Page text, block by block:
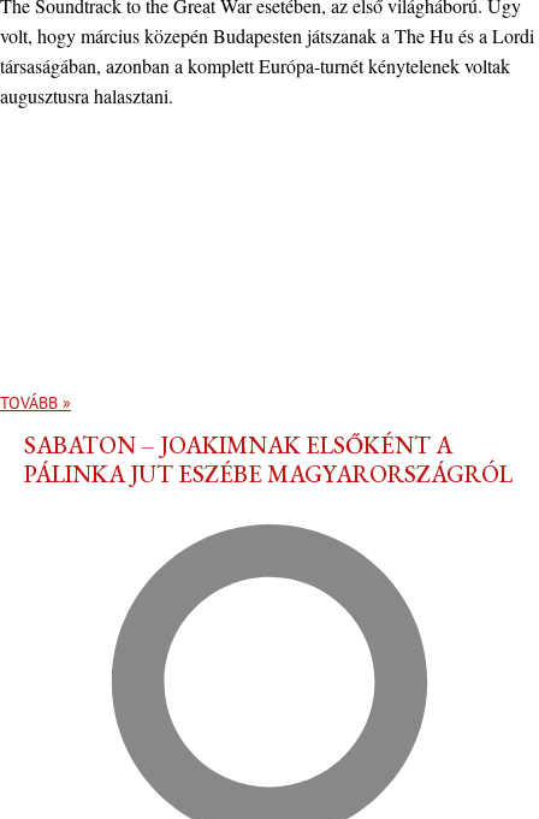
volt, hogy március közepén Budapesten játszanak a The Hu és a Lordi
társaságában, azonban a komplett Európa-turnét kénytelenek voltak
augusztusra halasztani.
TOVÁBB »
SABATON – JOAKIMNAK ELSŐKÉNT A
PÁLINKA JUT ESZÉBE MAGYARORSZÁGRÓL